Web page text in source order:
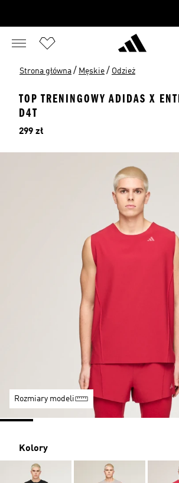
Strona główna / Męskie / Odzież
TOP TRENINGOWY ADIDAS X
D4T
Cena
299 zł
Rozmiary modeli
Kolory